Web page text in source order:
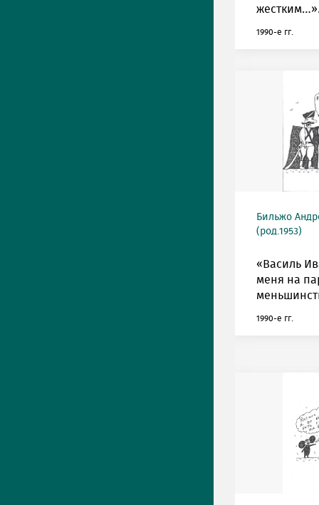
1990-е гг.
Бильжо
(род.1953)
«Василь
меня на
1990-е гг.